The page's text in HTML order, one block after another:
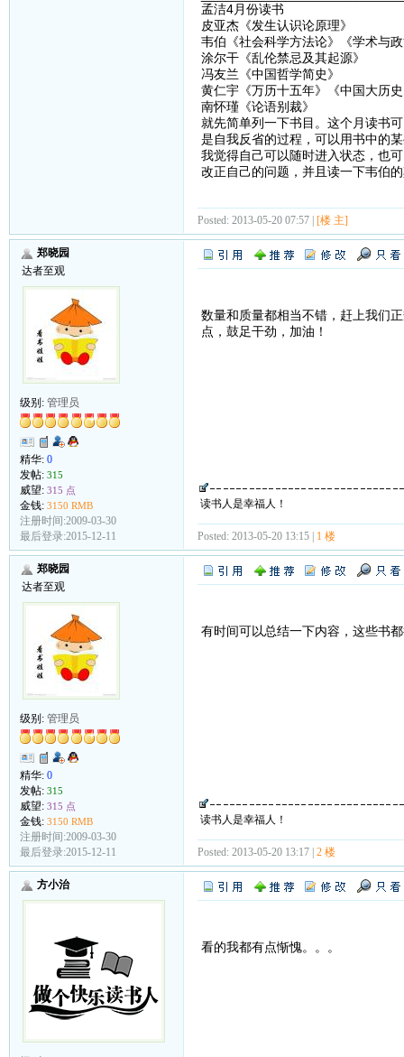
孟洁4月份读书
皮亚杰《发生认识论原理》
韦伯《社会科学方法论》《学术与
涂尔干《乱伦禁忌及其起源》
冯友兰《中国哲学简史》
黄仁宇《万历十五年》《中国大历
南怀瑾《论语别裁》
就先简单列一下书目。这个月读书
是自我反省的过程，可以用书中的
我觉得自己可以随时进入状态，也
改正自己的问题，并且读一下韦伯
Posted: 2013-05-20 07:57 | [楼 主]
郑晓园
达者至观
级别: 管理员
精华: 0
发帖: 315
威望: 315 点
金钱: 3150 RMB
注册时间:2009-03-30
最后登录:2015-12-11
数量和质量都相当不错，赶上我们
点，鼓足干劲，加油！
读书人是幸福人！
Posted: 2013-05-20 13:15 | 1 楼
郑晓园
达者至观
级别: 管理员
精华: 0
发帖: 315
威望: 315 点
金钱: 3150 RMB
注册时间:2009-03-30
最后登录:2015-12-11
有时间可以总结一下内容，这些书
读书人是幸福人！
Posted: 2013-05-20 13:17 | 2 楼
方小治
看的我都有点惭愧。。。